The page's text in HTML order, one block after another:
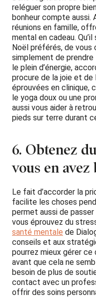
reléguer son propre
bonheur compte
réunions en famille,
mental en cadeau.
Noël préférés, de vous
simplement de
le plein d’énergie,
procure de la joie et de
éprouvées en clinique,
le yoga doux ou une
aussi vous aider à
pieds sur terre durant
6. Obtenez
vous en avez
Le fait d’accorder la
facilite les choses
permet aussi de
vous éprouvez du
santé mentale de
conseils et aux
pourrez mieux gérer
avant que cela ne
besoin de plus de
contact avec un
offrir des soins